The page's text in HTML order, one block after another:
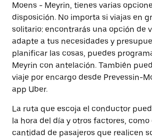
Moens - Meyrin, tienes varias
disposición. No importa si viajas en
solitario: encontrarás una opción de
adapte a tus necesidades y
planificar las cosas, puedes
Meyrin con antelación. También
viaje por encargo desde Prevessin-
app Uber.
La ruta que escoja el conductor
la hora del día y otros factores,
cantidad de pasajeros que realicen